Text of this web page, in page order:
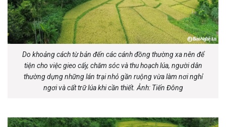
Do khoảng cách từ bản đến các cánh đồng thường xa nên để
tiện cho việc gieo cấy, chăm sóc và thu hoạch lúa, người dân
thường dựng những lán trại nhỏ gần ruộng vừa làm nơi nghỉ
ngơi và cất trữ lúa khi cần thiết. Ảnh: Tiến Đông